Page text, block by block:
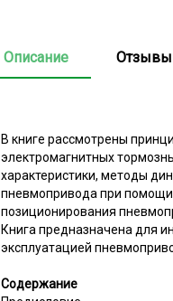
Описание Отзывы
В книге рассмотрены
электромагнитных
характеристики, методы
пневмопривода при помощи
позиционирования
Книга предназначена для
эксплуатацией
Содержание